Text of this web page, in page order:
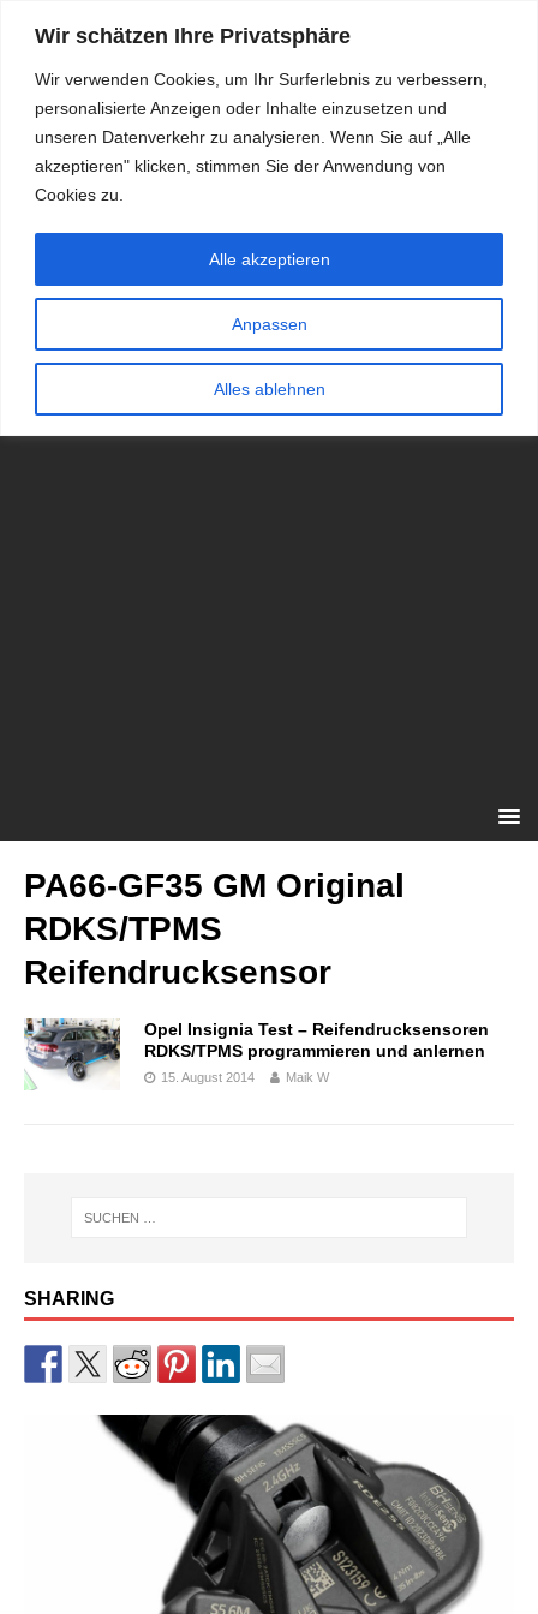
Wir schätzen Ihre Privatsphäre
Wir verwenden Cookies, um Ihr Surferlebnis zu verbessern,
personalisierte Anzeigen oder Inhalte einzusetzen und
unseren Datenverkehr zu analysieren. Wenn Sie auf „Alle
akzeptieren" klicken, stimmen Sie der Anwendung von
Cookies zu.
Anpassen
Alles ablehnen
Alle akzeptieren
RDKS.EXPERT
TESTS, EXPERTEN-TIPPS RUND UM DAS THEMA RDKS UND
PA66-GF35 GM Original
RDKS/TPMS
Reifendrucksensor
Opel Insignia Test – Reifendrucksensoren
RDKS/TPMS programmieren und anlernen
15. August 2014 Maik W
SHARING